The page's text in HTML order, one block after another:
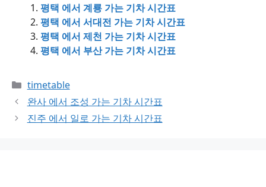
평택 에서 계룡 가는 기차 시간표
평택 에서 서대전 가는 기차 시간표
평택 에서 제천 가는 기차 시간표
평택 에서 부산 가는 기차 시간표
Categories
timetable
완사 에서 조성 가는 기차 시간표
진주 에서 일로 가는 기차 시간표